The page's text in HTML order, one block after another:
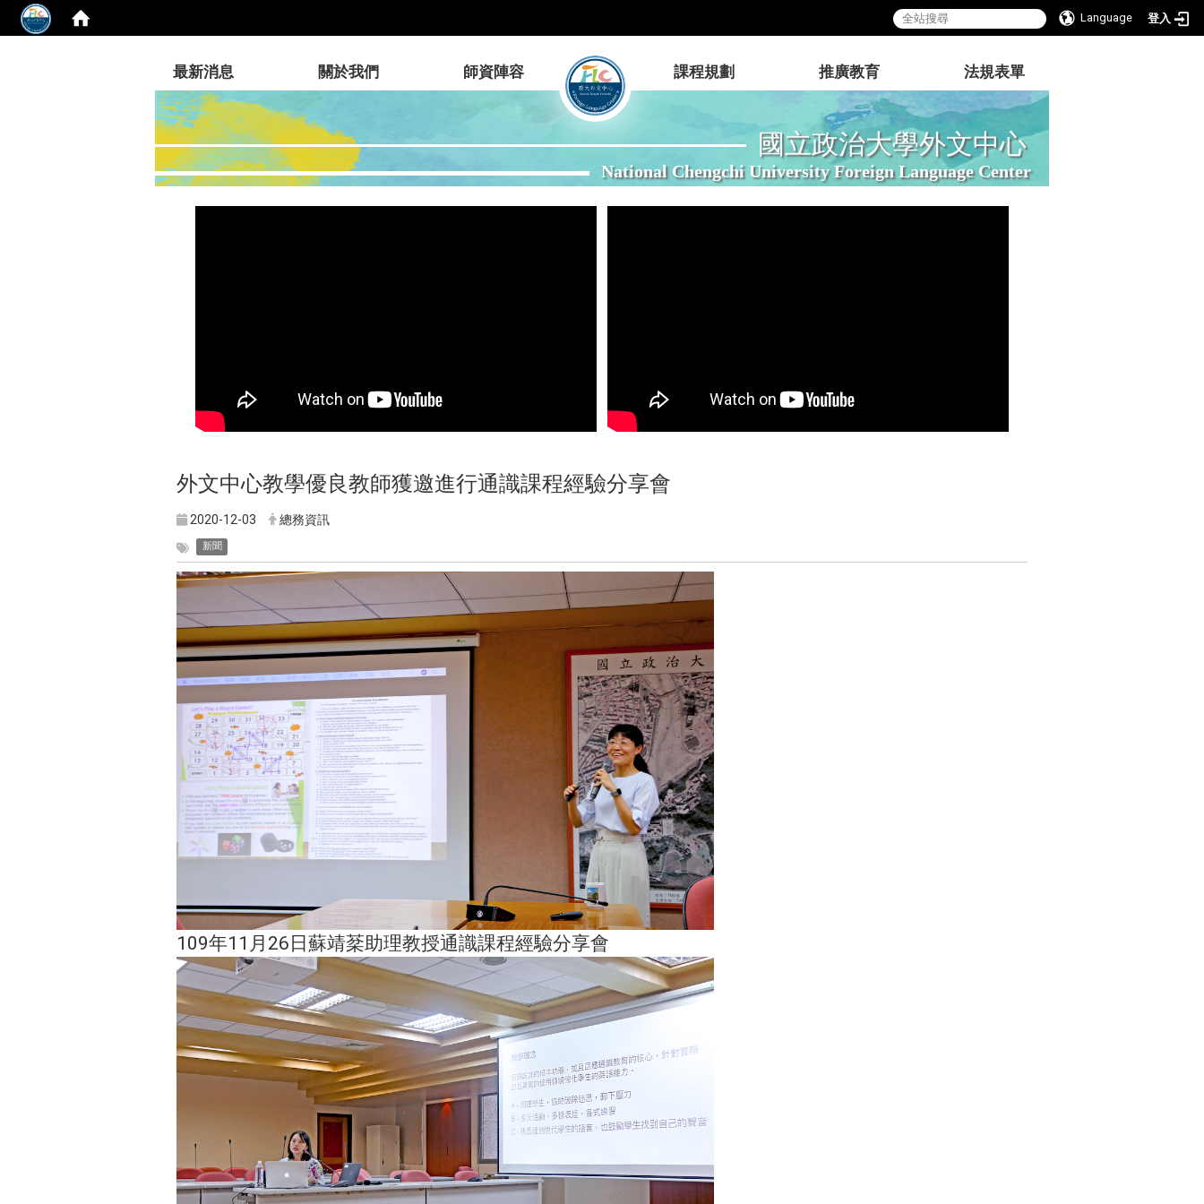
Language 登入
國立政治大學外文中心
National Chengchi University Foreign Language Center
最新消息 關於我們 師資陣容 課程規劃 推廣教育 法規表單
外文中心教學優良教師獲邀進行通識課程經驗分享會
2020-12-03 總務資訊
新聞
109年11月26日蘇靖棻助理教授通識課程經驗分享會